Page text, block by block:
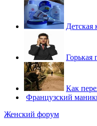
Детская
Как
Французский
Женский форум